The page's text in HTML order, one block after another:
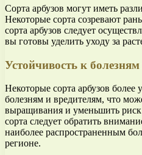
Сорта арбузов могут иметь
Некоторые сорта созревают
сорта арбузов следует
вы готовы уделить уходу за
Устойчивость к
Некоторые сорта арбузов
болезням и вредителям, что
выращивания и уменьшить
сорта следует обратить
наиболее распространенным
регионе.